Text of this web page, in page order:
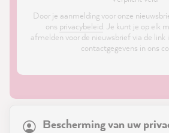
Door je aanmelding voor onze
ons privacybeleid. Je kunt je op elk
afmelden voor de nieuwsbrief via de
contactgegevens in ons
Bescherming van uw
21,903Reviews